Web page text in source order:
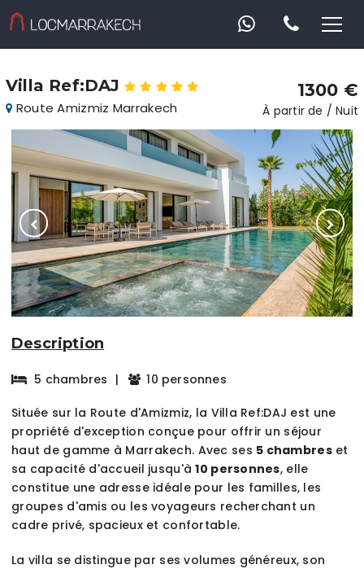
Villa Ref:DAJ
Route Amizmiz Marrakech
1300 €
À partir de / Nuit
Description
5 chambres | 10 personnes
Située sur la Route d'Amizmiz, la Villa Ref:DAJ est une
propriété d'exception conçue pour offrir un séjour
haut de gamme à Marrakech. Avec ses 5 chambreset
sa capacité d'accueil jusqu'à10 personnes, elle
constitue une adresse idéale pour les familles, les
groupes d'amis ou les voyageurs recherchant un
cadre privé, spacieux et confortable.
La villa se distingue par ses volumes généreux, son